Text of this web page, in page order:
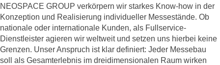
NEOSPACE GROUP verkörpern wir starkes Know-how in der
Konzeption und Realisierung individueller Messestände. Ob
nationale oder internationale Kunden, als Fullservice-
Dienstleister agieren wir weltweit und setzen uns hierbei keine
Grenzen. Unser Anspruch ist klar definiert: Jeder Messebau
soll als Gesamterlebnis im dreidimensionalen Raum wirken